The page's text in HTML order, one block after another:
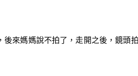
後來媽媽說不拍了，走開之後，鏡頭